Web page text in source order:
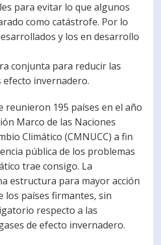
para evitar lo que algunos
como catástrofe. Por lo
y los en desarrollo
conjunta para reducir las
efecto invernadero.
reunieron 195 países en el año
Marco de las Naciones
Climático (CMNUCC) a fin
pública de los problemas
trae consigo. La
estructura para mayor acción
los países firmantes, sin
respecto a las
de efecto invernadero.